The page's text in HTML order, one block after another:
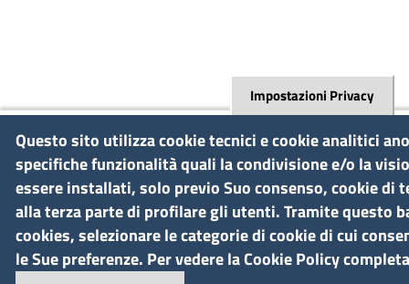
Impostazioni Privacy
Questo sito utilizza cookie tecnici e cookie analitici
specifiche funzionalità quali la condivisione e/o la
essere installati, solo previo Suo consenso, cookie di
alla terza parte di profilare gli utenti. Tramite questo
cookies, selezionare le categorie di cookie di cui
le Sue preferenze. Per vedere la Cookie Policy